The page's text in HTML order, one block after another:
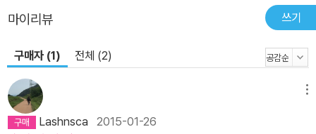
론을 낸다. 그리고 접혀 있던 “으깨진 무릎”을 펴고 자리에서 일어나
박수를 친다. 그것이 우리의 운명이라는 듯이. 연극의 연출가이자 첫
있었을지도 모른다. 직관적으로 깨달으며 감성적으로 쓰고 지성적으
로 조합하는 것, 즉 김수영의 정신을 연극의 무대로 옮겨 놓은 시인이
“모스크바예술극장”의 대기실에 앉아 분장을 지우고 있다. 태초에 시
작하여 영영 끝나지 않을 미아들의 연극을 시집으로 부려 놓은 채.
마이리뷰 쓰기
구매자 (1) 전체 (2)
Lashnsca 2015-01-26